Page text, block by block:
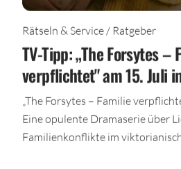
Rätseln & Service / Ratgeber
TV-Tipp: „The Forsytes –
verpflichtet" am 15. Juli
„The Forsytes – Familie
Eine opulente Dramaserie über
Familienkonflikte im